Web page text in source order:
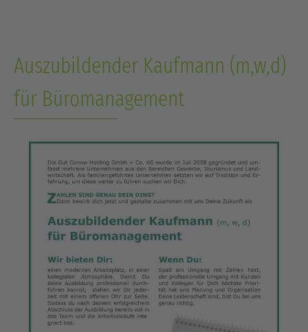
Auszubildender Kaufmann (m,w,d)
für Büromanagement